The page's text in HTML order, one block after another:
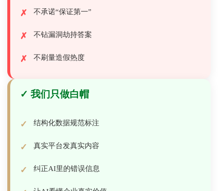
不承诺“保证第一”
不钻漏洞劫持答案
不刷量造假热度
✓ 我们只做白帽
结构化数据规范标注
真实平台发真实内容
纠正AI里的错误信息